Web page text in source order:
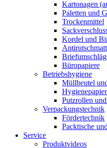
Kartonagen
Paletten und
Trockenmittel
Kordel und
Büropapiere
Betriebshygiene
Müllbeutel
Putzrollen
Verpackungstechnik
Fördertechnik
Packtische
Service
Produktvideos